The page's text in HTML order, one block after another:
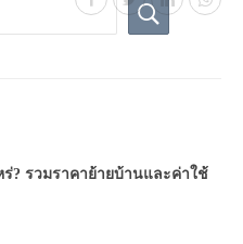
ร่? รวมราคาย้ายบ้านและค่าใช้